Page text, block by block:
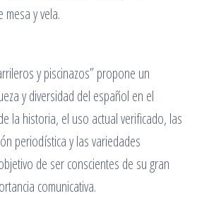
y vela.
y piscinazos” propone un
y diversidad del español en el
la historia, el uso actual verificado, las
periodística y las variedades
de ser conscientes de su gran
comunicativa.